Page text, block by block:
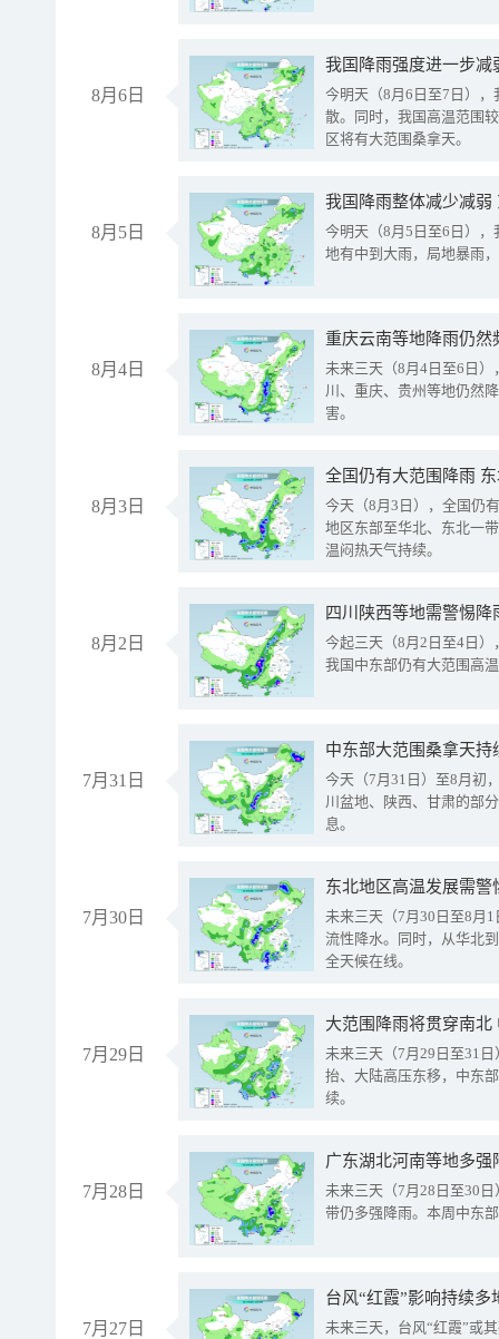
8月6日
今明天（8月6日至7日）
散。同时，我国高温范围
区将有大范围桑拿天。
8月5日
我国降雨整体减少减弱
今明天（8月5日至6日）
地有中到大雨，局地暴雨
8月4日
重庆云南等地降雨仍然
未来三天（8月4日至6日
川、重庆、贵州等地仍然
害。
8月3日
全国仍有大范围降雨
今天（8月3日），全国仍
地区东部至华北、东北一
温闷热天气持续。
8月2日
今起三天（8月2日至4日
我国中东部仍有大范围高
7月31日
中东部大范围桑拿天
今天（7月31日）至8月初
川盆地、陕西、甘肃的部
息。
7月30日
东北地区高温发展需
未来三天（7月30日至8月
流性降水。同时，从华北
全天候在线。
7月29日
大范围降雨将贯穿南
未来三天（7月29日至31
抬、大陆高压东移，中东
续。
7月28日
广东湖北河南等地多
未来三天（7月28日至30
带仍多强降雨。本周中东
7月27日
台风“红霞”影响持续
未来三天，台风“红霞”或